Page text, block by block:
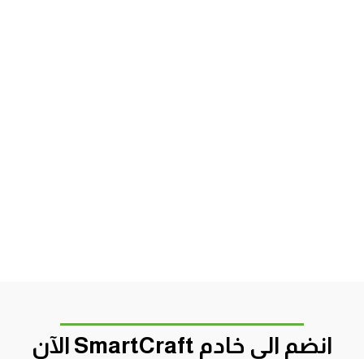
انضم الى خادم SmartCraft الآن